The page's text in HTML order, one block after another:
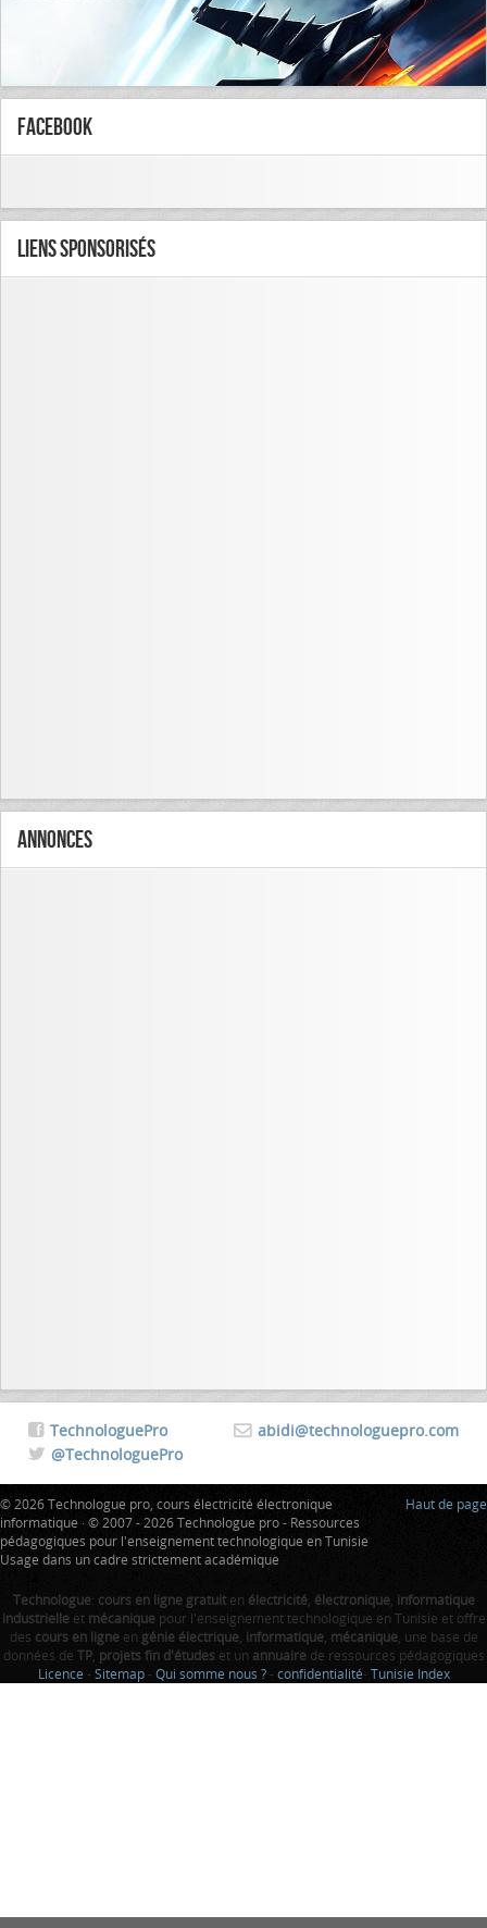
FaceBook
Liens Sponsorisés
Annonces
abidi@technologuepro.com
TechnologuePro
@TechnologuePro
Haut de page
© 2026 Technologue pro, cours électricité électronique
informatique · © 2007 - 2026 Technologue pro - Ressources
pédagogiques pour l'enseignement technologique en Tunisie
Usage dans un cadre strictement académique
Technologue: cours en ligne gratuiten électricité, électronique, informatique
industrielleet mécaniquepour l'enseignement technologique en Tunisie et offre
des cours en ligneen génie électrique, informatique, mécanique, une base de
données de TP, projets fin d'étudeset un annuairede ressources pédagogiques
Licence - Sitemap - Qui somme nous ? - confidentialité- Tunisie Index